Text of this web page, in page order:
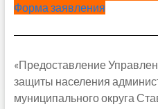
Форма заявления
«Предоставление
защиты населения
муниципального округа